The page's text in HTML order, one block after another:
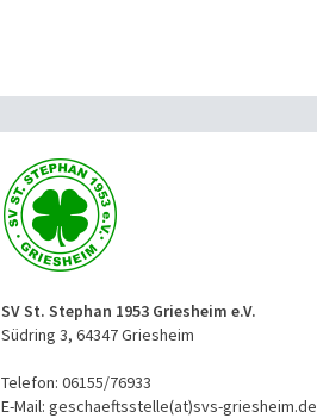
SV St. Stephan 1953 Griesheim e.V.
Südring 3, 64347 Griesheim
Telefon: 06155/76933
E-Mail: geschaeftsstelle(at)svs-griesheim.de